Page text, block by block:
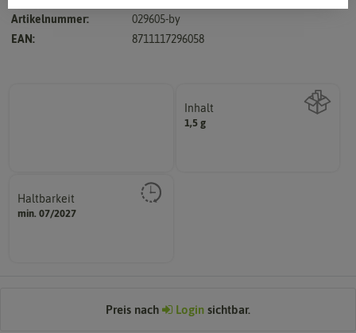
Artikelnummer:
029605-by
EAN:
8711117296058
Inhalt
1,5 g
Haltbarkeit
min. 07/2027
und Pflanzgut sehr gut keimen
sollte.
Preis nach Login sichtbar.